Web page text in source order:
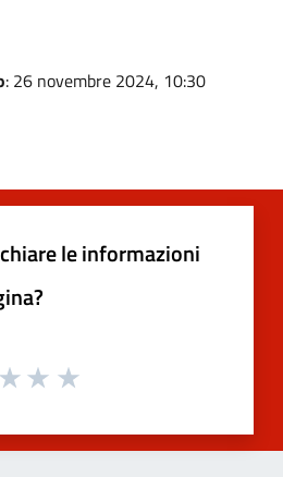
: 26 novembre 2024, 10:30
le informazioni